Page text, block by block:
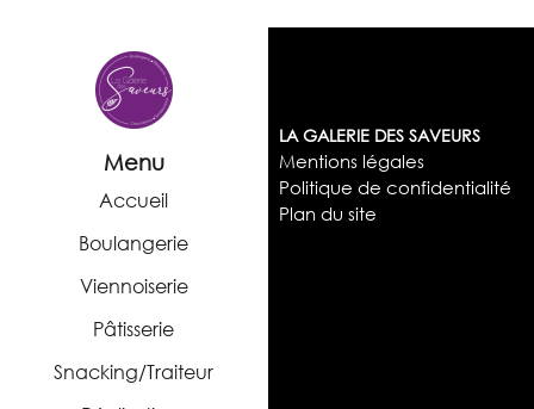
Menu
Accueil
Boulangerie
Viennoiserie
Pâtisserie
Snacking/Traiteur
LA GALERIE DES SAVEURS
Mentions légales
Politique de confidentialité
Plan du site